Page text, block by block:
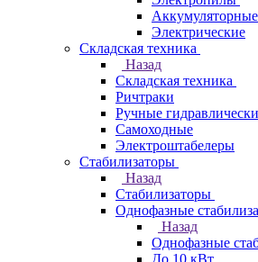
Аккумуляторные
Электрические
Складская техника
Назад
Складская техника
Ричтраки
Ручные
Самоходные
Электроштабелеры
Стабилизаторы
Назад
Стабилизаторы
Однофазные
Назад
Однофазные
До 10 кВт